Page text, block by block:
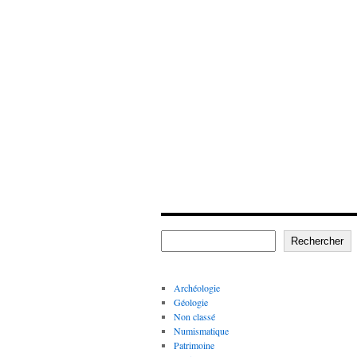
Rechercher
Archéologie
Géologie
Non classé
Numismatique
Patrimoine